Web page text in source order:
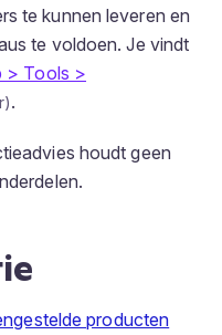
te kunnen leveren en
te voldoen. Je vindt
> Tools >
.
houdt geen
producten